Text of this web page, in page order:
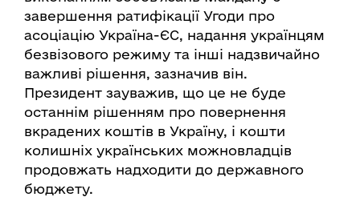
завершення ратифікації Угоди про
асоціацію Україна-ЄС, надання українцям
безвізового режиму та інші надзвичайно
важливі рішення, зазначив він.
Президент зауважив, що це не буде
останнім рішенням про повернення
вкрадених коштів в Україну, і кошти
колишніх українських можновладців
продовжать надходити до державного
бюджету.